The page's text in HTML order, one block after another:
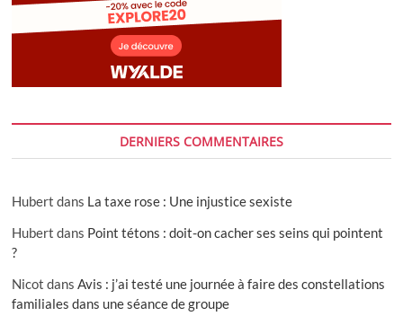
DERNIERS COMMENTAIRES
Hubert dans La taxe rose : Une injustice sexiste
Hubert dans Point tétons : doit-on cacher ses seins qui pointent
?
Nicot dansAvis : j’ai testé une journée à faire des constellations
familiales dans une séance de groupe